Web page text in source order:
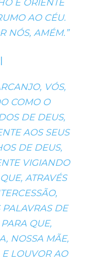
E ORIENTE
AO CÉU.
NÓS, AMÉM.”
VÓS,
COMO O
DE DEUS,
AOS SEUS
DE DEUS,
VIGIANDO
ATRAVÉS
PALAVRAS DE
QUE,
NOSSA MÃE,
LOUVOR AO